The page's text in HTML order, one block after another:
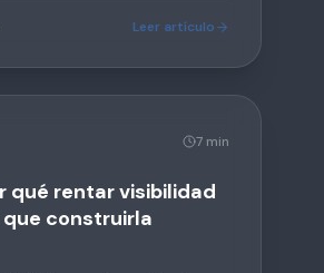
Leer artículo
7 min
qué rentar visibilidad
que construirla